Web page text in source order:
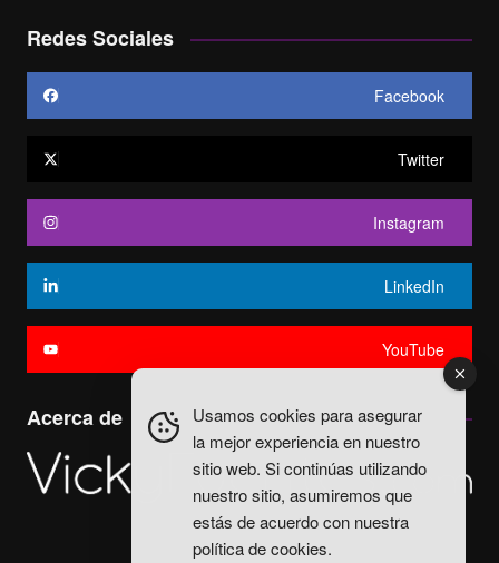
Redes Sociales
Facebook
Twitter
Instagram
LinkedIn
YouTube
Acerca de
Usamos cookies para asegurar
la mejor experiencia en nuestro
sitio web. Si continúas utilizando
nuestro sitio, asumiremos que
estás de acuerdo con nuestra
política de cookies.